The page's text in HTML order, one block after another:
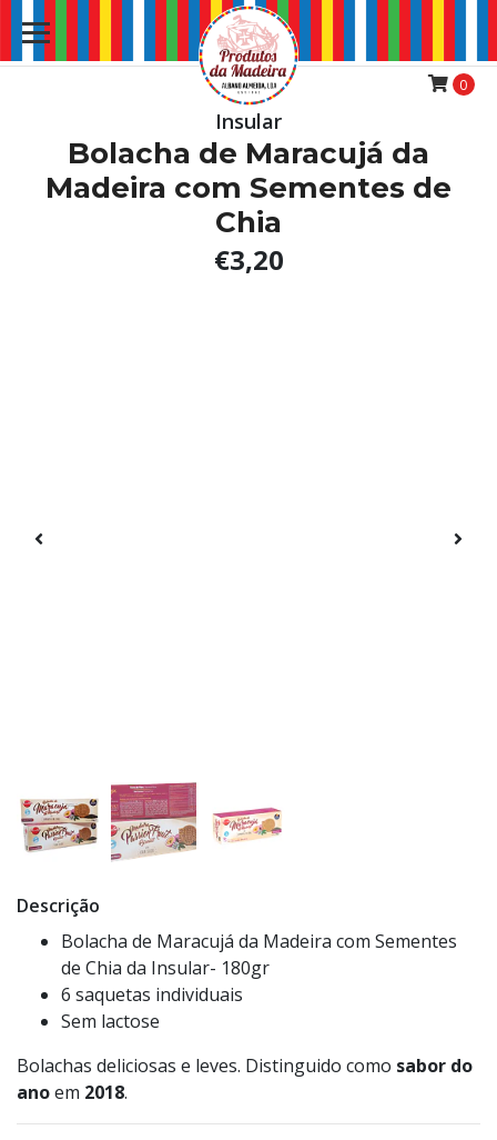
0
Insular
Bolacha de Maracujá da
Madeira com Sementes de
Chia
€3,20
Descrição
Bolacha de Maracujá da Madeira com Sementes
de Chia da Insular- 180gr
6 saquetas individuais
Sem lactose
Bolachas deliciosas e leves. Distinguido como sabor do
anoem 2018.